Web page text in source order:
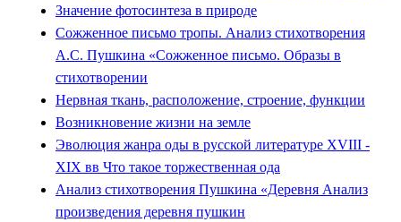
Значение фотосинтеза в природе
Сожженное письмо тропы. Анализ стихотворения
А.С. Пушкина «Сожженное письмо. Образы в
стихотворении
Нервная ткань, расположение, строение, функции
Возникновение жизни на земле
Эволюция жанра оды в русской литературе XVIII -
XIX вв Что такое торжественная ода
Анализ стихотворения Пушкина «Деревня Анализ
произведения деревня пушкин